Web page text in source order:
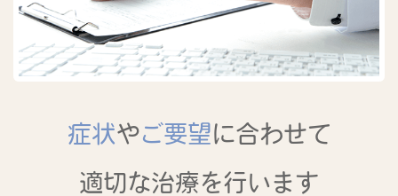
症状やご要望に合わせて
適切な治療を行います